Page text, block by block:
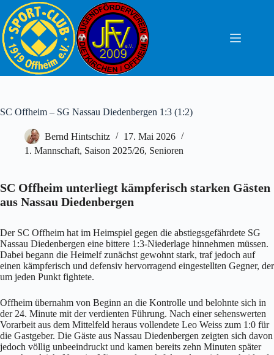
Inhalt
springen
SC Offheim – SG Nassau Diedenbergen 1:3 (1:2)
Bernd Hintschitz
17. Mai 2026
1. Mannschaft, Saison 2025/26, Senioren
SC Offheim unterliegt kämpferisch starken Gästen
aus Nassau Diedenbergen
Der SC Offheim hat im Heimspiel gegen die abstiegsgefährdete SG
Nassau Diedenbergen eine bittere 1:3-Niederlage hinnehmen müssen.
Dabei begann die Heimelf zunächst gewohnt stark, traf jedoch auf
einen kämpferisch und defensiv hervorragend eingestellten Gegner, der
um jeden Punkt fightete.
Offheim übernahm von Beginn an die Kontrolle und belohnte sich in
der 24. Minute mit der verdienten Führung. Nach einer sehenswerten
Vorarbeit aus dem Mittelfeld heraus vollendete Leo Weiss zum 1:0 für
die Gastgeber. Die Gäste aus Nassau Diedenbergen zeigten sich davon
jedoch völlig unbeeindruckt und kamen bereits zehn Minuten später